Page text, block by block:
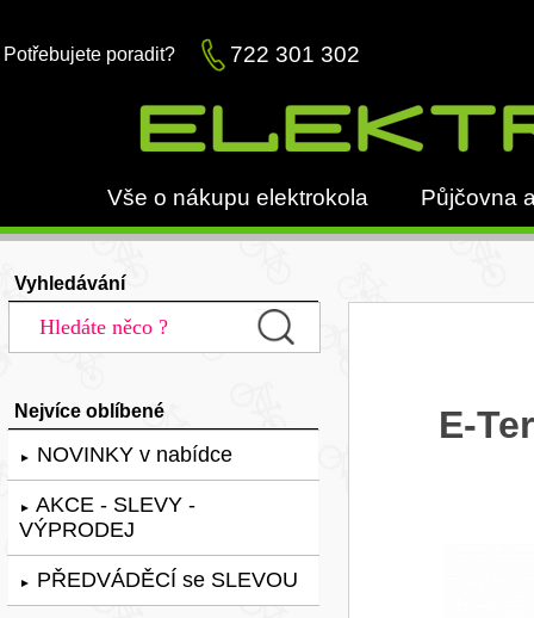
Potřebujete poradit? 722 301 302
Vše o nákupu elektrokola Půjčovna
Vyhledávání
Nejvíce oblíbené
► NOVINKY v nabídce
► AKCE - SLEVY -
VÝPRODEJ
► PŘEDVÁDĚCÍ se SLEVOU
E-